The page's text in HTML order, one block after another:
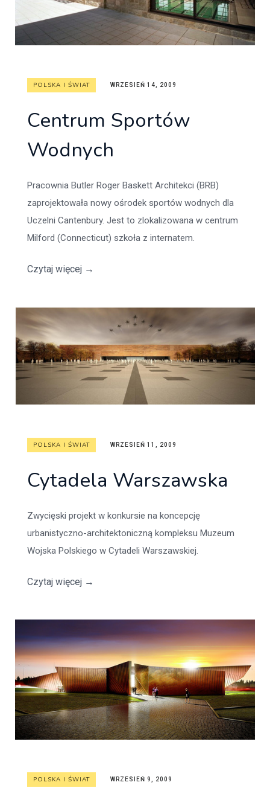
POLSKA I ŚWIAT WRZESIEŃ 14, 2009
Centrum Sportów
Wodnych
Pracownia Butler Roger Baskett Architekci (BRB)
zaprojektowała nowy ośrodek sportów wodnych dla
Uczelni Cantenbury. Jest to zlokalizowana w centrum
Milford (Connecticut) szkoła z internatem.
Czytaj więcej →
POLSKA I ŚWIAT WRZESIEŃ 11, 2009
Cytadela Warszawska
Zwycięski projekt w konkursie na koncepcję
urbanistyczno-architektoniczną kompleksu Muzeum
Wojska Polskiego w Cytadeli Warszawskiej.
Czytaj więcej →
POLSKA I ŚWIAT WRZESIEŃ 9, 2009